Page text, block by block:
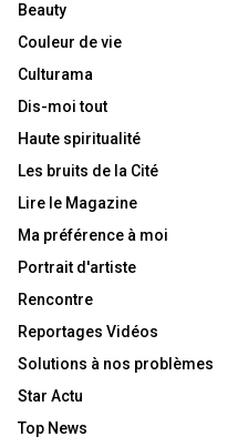
Beauty
Couleur de vie
Culturama
Dis-moi tout
Haute spiritualité
Les bruits de la Cité
Lire le Magazine
Ma préférence à moi
Portrait d'artiste
Rencontre
Reportages Vidéos
Solutions à nos problèmes
Star Actu
Top News